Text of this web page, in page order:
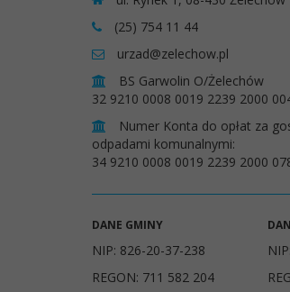
(25) 754 11 44
urzad@zelechow.pl
BS Garwolin O/Żelechów
32 9210 0008 0019 2239 2000
Numer Konta do opłat za
odpadami komunalnymi:
34 9210 0008 0019 2239 2000
DANE GMINY
NIP: 826-20-37-238
REGON: 711 582 204